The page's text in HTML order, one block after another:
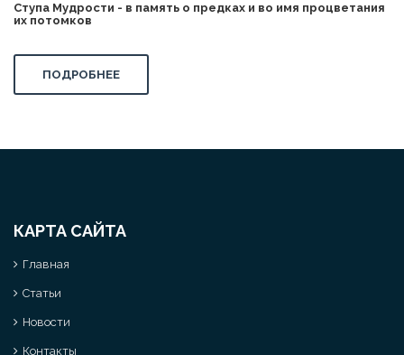
Ступа Мудрости - в память о предках и во имя процветания
их потомков
ПОДРОБНЕЕ
КАРТА САЙТА
Главная
Статьи
Новости
Контакты